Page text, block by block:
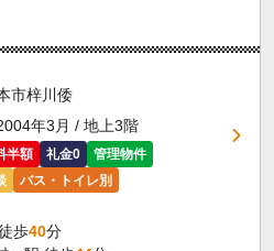
市梓川倭
年3月 / 地上3階
半額 礼金0
管理物件
バス・トイレ別
歩40分